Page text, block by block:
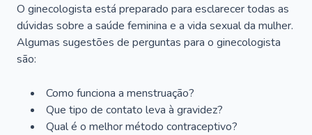
O ginecologista está preparado para esclarecer todas as
dúvidas sobre a saúde feminina e a vida sexual da mulher.
Algumas sugestões de perguntas para o ginecologista
são:
Como funciona a menstruação?
Que tipo de contato leva à gravidez?
Qual é o melhor método contraceptivo?